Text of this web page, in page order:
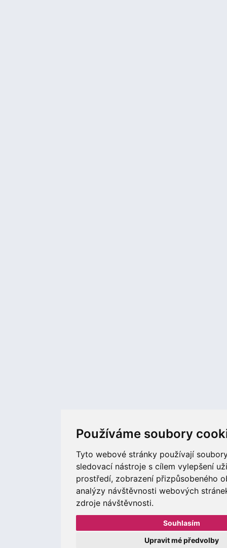
Používáme soubory
Tyto webové stránky používají
sledovací nástroje s cílem vylepšení
prostředí, zobrazení přizpůsobeného
analýzy návštěvnosti webových
zdroje návštěvnosti.
Souhlasím
Upravit mé předvolby